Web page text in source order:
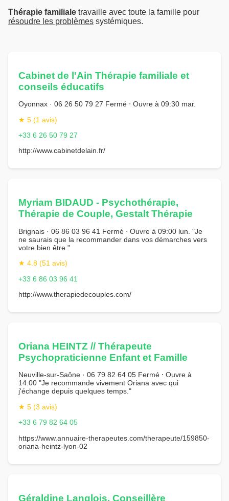
Thérapie familiale travaille avec toute la famille pour
résoudre les problèmes systémiques.
Cabinet de l'Ain Thérapie familiale et
conseils éducatifs
Oyonnax · 06 26 50 79 27 Fermé ⋅ Ouvre à 09:30 mar.
★ 5 (1 avis)
+33 6 26 50 79 27
http://www.cabinetdelain.fr/
Myriam BIDAUD - Psychothérapie,
Thérapie de Couple, Gestalt Thérapie
Brignais · 06 86 03 96 41 Fermé ⋅ Ouvre à 09:00 lun. "Je
ne saurais que la recommander dans vos démarches vers
votre bien être."
★ 4.8 (51 avis)
+33 6 86 03 96 41
http://www.therapiedecouples.com/
Oriana HEINTZ // Thérapeute
Psychopraticienne Enfant et Famille
Neuville-sur-Saône · 06 79 82 64 05 Fermé ⋅ Ouvre à
14:00 "Je recommande vivement Oriana avec qui
j'échange depuis quelques temps."
★ 5 (3 avis)
+33 6 79 82 64 05
https://www.annuaire-therapeutes.com/therapeute/159850-
oriana-heintz-lyon-02
Géraldine Langlois, Conseillère